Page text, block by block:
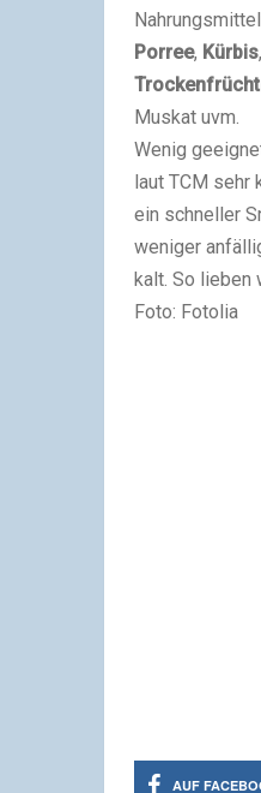
Porree, Kürbis,
Muskat uvm.
Wenig
laut TCM sehr
ein schneller
weniger
kalt. So lieben
Foto: Fotolia
AUF